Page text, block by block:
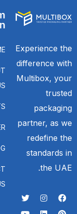
Experience the
difference with
Multibox, your
trusted
packaging
partner, as we
redefine the
standards in
the UAE.